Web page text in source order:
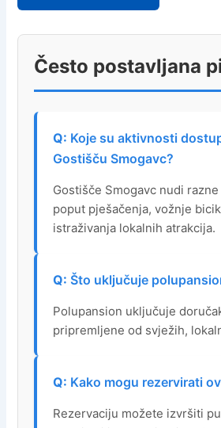
Često postavljana
Koje su aktivnosti
Gostišču Smogavc?
Gostišče Smogavc nudi
poput pješačenja, vožnje
istraživanja lokalnih atrakcija.
Što uključuje
Polupansion uključuje
pripremljene od svježih,
Kako mogu rezervirati
Rezervaciju možete izvršiti